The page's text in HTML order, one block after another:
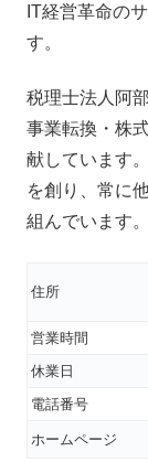
IT経営革命の
す。
税理士法人阿
事業転換・株
献しています
を創り、常に
組んでいます。
住所
営業時間
休業日
電話番号
ホームページ